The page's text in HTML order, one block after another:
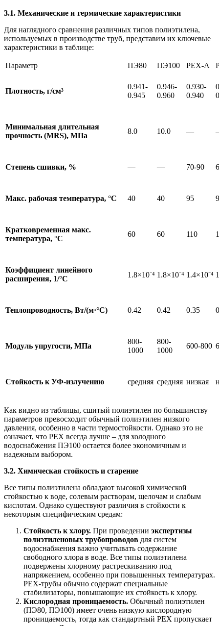
3.1. Механические и термические характеристики
Для наглядного сравнения различных типов полиэтилена,
используемых в производстве труб, представим их ключевые
характеристики в таблице:
Параметр ПЭ80 ПЭ100 PEX-A
Плотность, г/см³
0.941-
0.945
0.946-
0.960
0.930-
0.940
Минимальная длительная
прочность (MRS), МПа
8.0 10.0 —
Степень сшивки, % — — 70-90
Макс. рабочая температура, °C 40 40 95
Кратковременная макс.
температура, °C
60 60 110
Коэффициент линейного
расширения, 1/°C
1.8×10⁻⁴ 1.8×10⁻⁴ 1.4×10⁻⁴
Теплопроводность, Вт/(м·°C) 0.42 0.42 0.35
Модуль упругости, МПа
800-
1000
800-
1000
600-800
Стойкость к УФ-излучению средняя средняя низкая
Как видно из таблицы, сшитый полиэтилен по большинству
параметров превосходит обычный полиэтилен низкого
давления, особенно в части термостойкости. Однако это не
означает, что PEX всегда лучше – для холодного
водоснабжения ПЭ100 остается более экономичным и
надежным выбором.
3.2. Химическая стойкость и старение
Все типы полиэтилена обладают высокой химической
стойкостью к воде, солевым растворам, щелочам и слабым
кислотам. Однако существуют различия в стойкости к
некоторым специфическим средам:
Стойкость к хлору. При проведении экспертизы
полиэтиленовых трубопроводов для систем
водоснабжения важно учитывать содержание
свободного хлора в воде. Все типы полиэтилена
подвержены хлорному растрескиванию под
напряжением, особенно при повышенных температурах.
PEX-трубы обычно содержат специальные
стабилизаторы, повышающие их стойкость к хлору.
Кислородная проницаемость. Обычный полиэтилен
(ПЭ80, ПЭ100) имеет очень низкую кислородную
проницаемость, тогда как стандартный PEX пропускает